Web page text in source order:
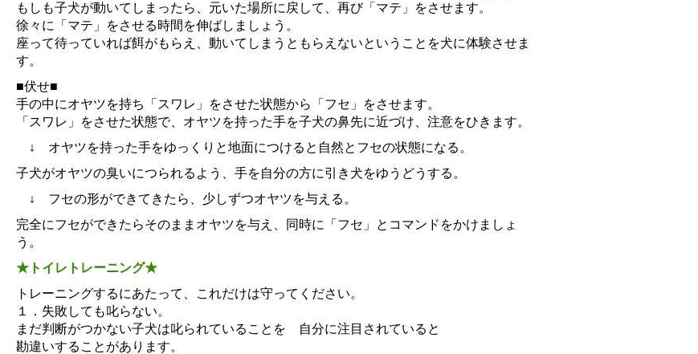
もしも子犬が動いてしまったら、元いた場所に戻して、再び「マテ」をさせます。
徐々に「マテ」をさせる時間を伸ばしましょう。
座って待っていれば餌がもらえ、動いてしまうともらえないということを犬に体験させま
す。
■伏せ■
手の中にオヤツを持ち「スワレ」をさせた状態から「フセ」をさせます。
「スワレ」をさせた状態で、オヤツを持った手を子犬の鼻先に近づけ、注意をひきます。
↓ オヤツを持った手をゆっくりと地面につけると自然とフセの状態になる。
子犬がオヤツの臭いにつられるよう、手を自分の方に引き犬をゆうどうする。
↓ フセの形ができてきたら、少しずつオヤツを与える。
完全にフセができたらそのままオヤツを与え、同時に「フセ」とコマンドをかけましょ
う。
★トイレトレーニング★
トレーニングするにあたって、これだけは守ってください。
１．失敗しても叱らない。
まだ判断がつかない子犬は叱られていることを 自分に注目されていると
勘違いすることがあります。